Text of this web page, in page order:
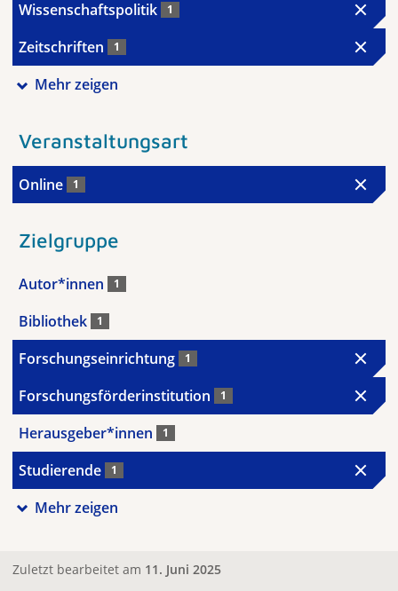
Wissenschaftspolitik 1
Zeitschriften 1
Mehr zeigen
Veranstaltungsart
Online 1
Zielgruppe
Autor*innen 1
Bibliothek 1
Forschungseinrichtung 1
Forschungsförderinstitution 1
Herausgeber*innen 1
Studierende 1
Mehr zeigen
Zuletzt bearbeitet am 11. Juni 2025